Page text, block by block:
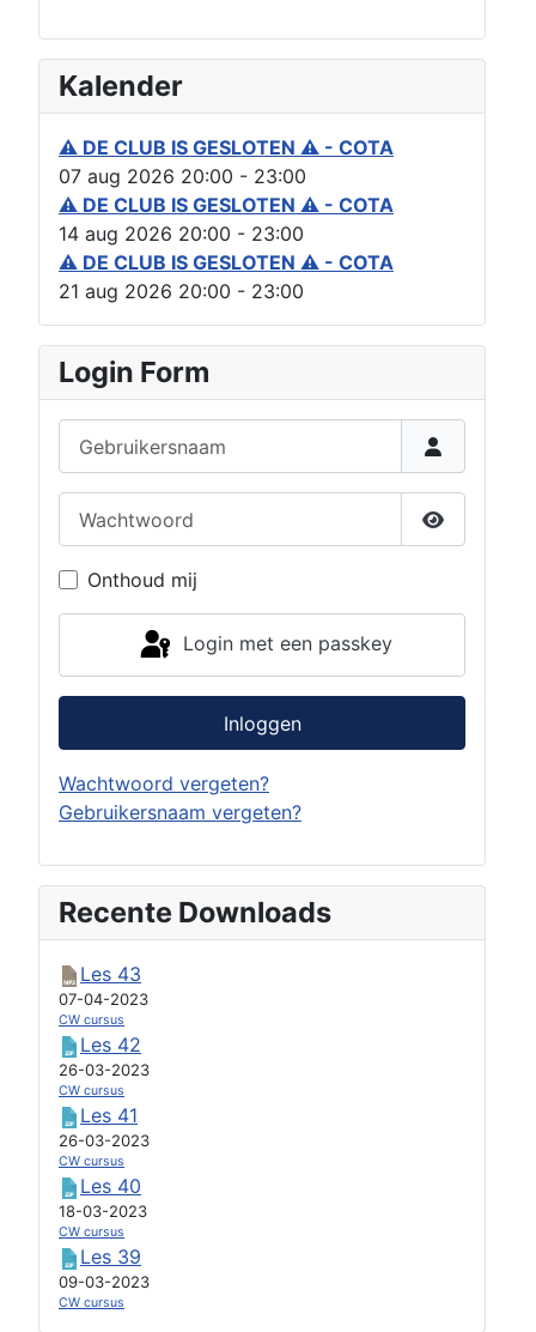
Kalender
⚠ DE CLUB IS GESLOTEN ⚠ - COTA
07 aug 2026 20:00 - 23:00
⚠ DE CLUB IS GESLOTEN ⚠ - COTA
14 aug 2026 20:00 - 23:00
⚠ DE CLUB IS GESLOTEN ⚠ - COTA
21 aug 2026 20:00 - 23:00
Login Form
Toon
Onthoud mij
Login met een passkey
Inloggen
Wachtwoord vergeten?
Gebruikersnaam vergeten?
Recente Downloads
Les 43
07-04-2023
CW cursus
Les 42
26-03-2023
CW cursus
Les 41
26-03-2023
CW cursus
Les 40
18-03-2023
CW cursus
Les 39
09-03-2023
CW cursus